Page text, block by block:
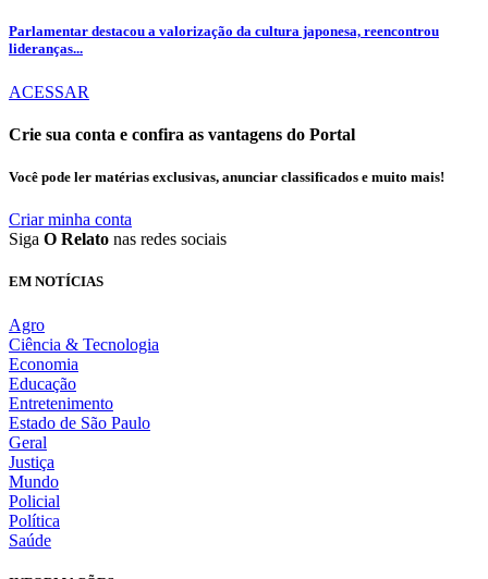
Parlamentar destacou a valorização da cultura japonesa, reencontrou
lideranças...
ACESSAR
Crie sua conta e confira as vantagens do Portal
Você pode ler matérias exclusivas, anunciar classificados e muito mais!
Criar minha conta
Siga O Relato nas redes sociais
EM NOTÍCIAS
Agro
Ciência & Tecnologia
Economia
Educação
Entretenimento
Estado de São Paulo
Geral
Justiça
Mundo
Policial
Política
Saúde